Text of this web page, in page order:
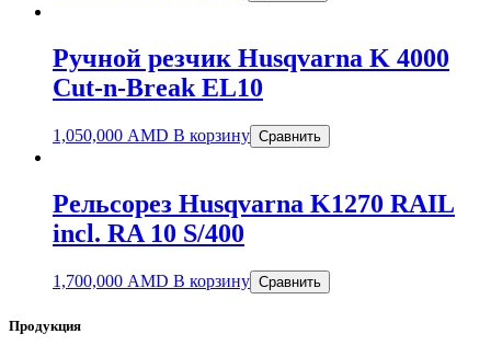
Ручной резчик Husqvarna K 4000
Cut-n-Break EL10
1,050,000 AMD В корзину Сравнить
Рельсорез Husqvarna K1270 RAIL
incl. RA 10 S/400
1,700,000 AMD В корзину Сравнить
Продукция